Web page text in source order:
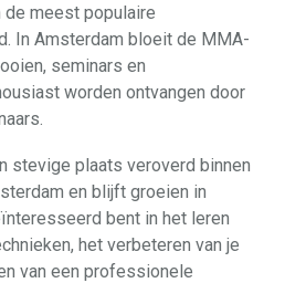
meest populaire
In Amsterdam bloeit de MMA-
seminars en
worden ontvangen door
stevige plaats veroverd binnen
en blijft groeien in
bent in het leren
het verbeteren van je
van een professionele